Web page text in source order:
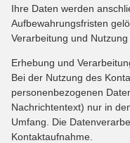
Ihre Daten werden
Aufbewahrungsfristen
Verarbeitung und
Erhebung und
Bei der Nutzung des
personenbezogenen
Nachrichtentext) nur in
Umfang. Die
Kontaktaufnahme.